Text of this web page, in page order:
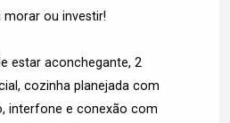
ou investir!
estar aconchegante, 2
cozinha planejada com
interfone e conexão com